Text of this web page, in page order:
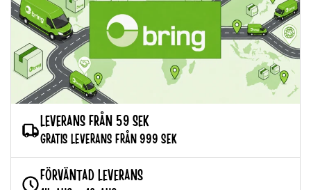
LEVERANS FRÅN 59 SEK
GRATIS LEVERANS FRÅN 999 SEK
FÖRVÄNTAD LEVERANS